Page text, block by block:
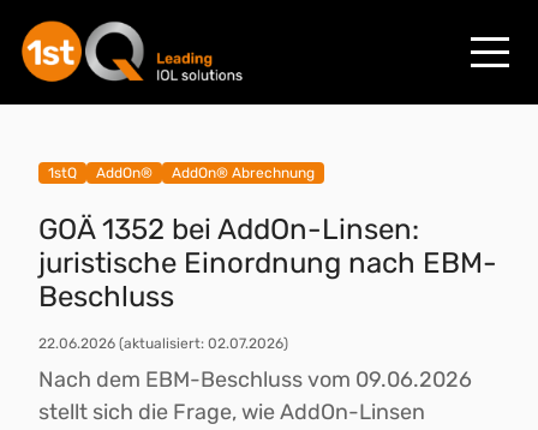
1stQ AddOn® AddOn® Abrechnung
GOÄ 1352 bei AddOn-Linsen:
juristische Einordnung nach EBM-
Beschluss
22.06.2026 (aktualisiert: 02.07.2026)
Nach dem EBM-Beschluss vom 09.06.2026
stellt sich die Frage, wie AddOn-Linsen